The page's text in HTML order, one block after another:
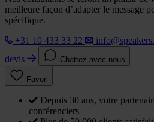
meilleure façon d’adapter le message
spécifique.
+31 10 433 33 22
devis
Chattez avec nous
Favori
Depuis 30 ans, votre
conférenciers